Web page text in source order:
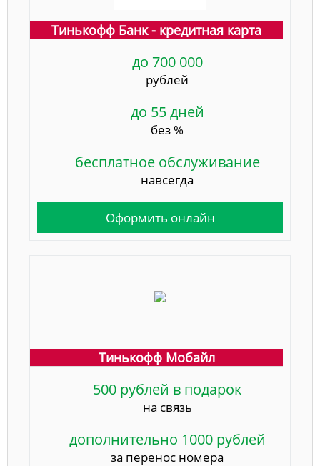
Тинькофф Банк - кредитная карта
до 700 000
рублей
до 55 дней
без %
бесплатное обслуживание
навсегда
Оформить онлайн
Тинькофф Мобайл
500 рублей в подарок
на связь
дополнительно 1000 рублей
за перенос номера